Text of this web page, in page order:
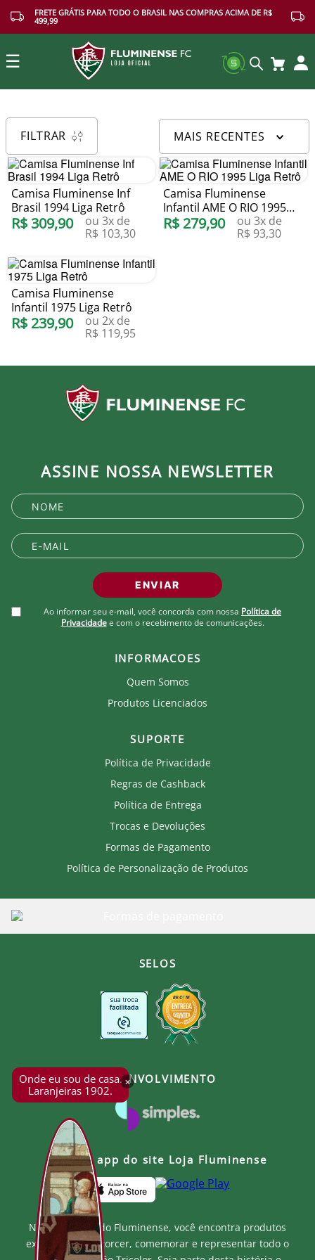
FRETE GRÁTIS PARA TODO O BRASIL NAS COMPRAS ACIMA DE R$
499,99
☰
×
Onde eu sou de casa.
Laranjeiras 1902.
FILTRAR MAIS RECENTES
Camisa Fluminense Inf
Brasil 1994 Liga Retrô
R$ 309,90 ou 3x de
R$ 103,30
Camisa Fluminense
Infantil AME O RIO 1995
Liga Retrô
R$ 279,90 ou 3x de
R$ 93,30
Camisa Fluminense
Infantil 1975 Liga Retrô
R$ 239,90 ou 2x de
R$ 119,95
ASSINE NOSSA NEWSLETTER
ENVIAR
Ao informar seu e-mail, você concorda com nossa Política de
Privacidade e com o recebimento de comunicações.
Na Loja Oficial do Fluminense, você encontra produtos
exclusivos para torcer, comemorar e representar todo o
INFORMACOES
Quem Somos
Produtos Licenciados
SUPORTE
Política de Privacidade
Regras de Cashback
Política de Entrega
Trocas e Devoluções
Formas de Pagamento
Política de Personalização de Produtos
SELOS
DESENVOLVIMENTO
Baixe o app do site Loja Fluminense